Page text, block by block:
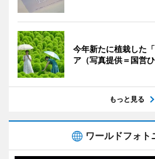
今年新たに植栽した
ア（写真提供＝国営
もっと見る
ワールドフォト